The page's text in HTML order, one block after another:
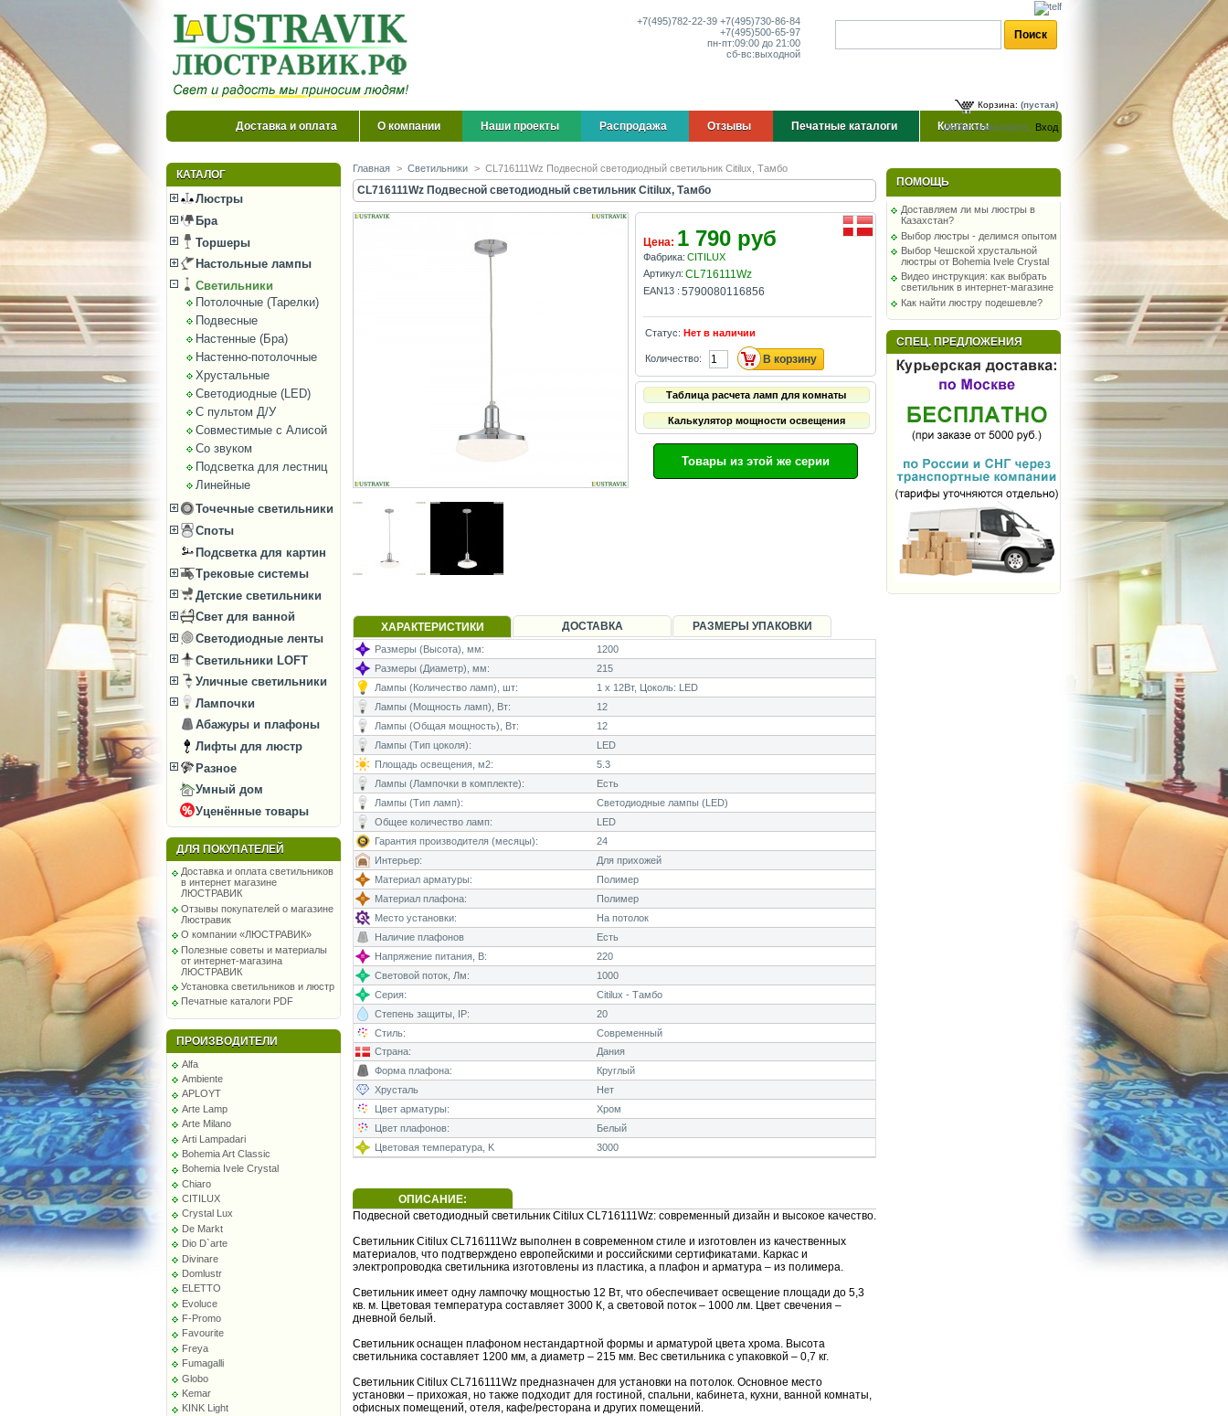
+7(495)782-22-39 +7(495)730-86-84
+7(495)500-65-97
пн-пт:09:00 до 21:00
сб-вс:выходной
Корзина: (пустая)
Добро пожаловать, Вход
Доставка и оплата О компании Наши проекты Распродажа Отзывы Печатные каталоги Контакты
КАТАЛОГ
Люстры
Бра
Торшеры
Настольные лампы
Светильники
Потолочные (Тарелки)
Подвесные
Настенные (Бра)
Настенно-потолочные
Хрустальные
Светодиодные (LED)
С пультом Д/У
Совместимые с Алисой
Со звуком
Подсветка для лестниц
Линейные
Точечные светильники
Споты
Подсветка для картин
Трековые системы
Детские светильники
Свет для ванной
Светодиодные ленты
Светильники LOFT
Уличные светильники
Лампочки
Абажуры и плафоны
Лифты для люстр
Разное
Умный дом
Уценённые товары
ДЛЯ ПОКУПАТЕЛЕЙ
Доставка и оплата светильников
в интернет магазине
ЛЮСТРАВИК
Отзывы покупателей о магазине
Люстравик
О компании «ЛЮСТРАВИК»
Полезные советы и материалы
от интернет-магазина
ЛЮСТРАВИК
Установка светильников и люстр
Печатные каталоги PDF
ПРОИЗВОДИТЕЛИ
Alfa
Ambiente
APLOYT
Arte Lamp
Arte Milano
Arti Lampadari
Bohemia Art Classic
Bohemia Ivele Crystal
Chiaro
CITILUX
Crystal Lux
De Markt
Dio D`arte
Divinare
Domlustr
ELETTO
Evoluce
F-Promo
Favourite
Freya
Fumagalli
Globo
Kemar
KINK Light
Главная > Светильники > CL716111Wz Подвесной светодиодный светильник Citilux, Тамбо
CL716111Wz Подвесной светодиодный светильник Citilux, Тамбо
Цена: 1 790 руб
Фабрика: CITILUX
Артикул: CL716111Wz
EAN13 : 5790080116856
Статус: Нет в наличии
Количество:
Таблица расчета ламп для комнаты
Калькулятор мощности освещения
Товары из этой же серии
ХАРАКТЕРИСТИКИ ДОСТАВКА РАЗМЕРЫ УПАКОВКИ
Размеры (Высота), мм:
1200
Размеры (Диаметр), мм:
215
Лампы (Количество ламп), шт:
1 x 12Вт, Цоколь: LED
Лампы (Мощность ламп), Вт:
12
Лампы (Общая мощность), Вт:
12
Лампы (Тип цоколя):
LED
Площадь освещения, м2:
5.3
Лампы (Лампочки в комплекте):
Есть
Лампы (Тип ламп):
Светодиодные лампы (LED)
Общее количество ламп:
LED
Гарантия производителя (месяцы):
24
Интерьер:
Для прихожей
Материал арматуры:
Полимер
Материал плафона:
Полимер
Место установки:
На потолок
Наличие плафонов
Есть
Напряжение питания, В:
220
Световой поток, Лм:
1000
Серия:
Citilux - Тамбо
Степень защиты, IP:
20
Стиль:
Современный
Страна:
Дания
Форма плафона:
Круглый
Хрусталь
Нет
Цвет арматуры:
Хром
Цвет плафонов:
Белый
Цветовая температура, K
3000
ОПИСАНИЕ:
Подвесной светодиодный светильник Citilux CL716111Wz: современный дизайн и высокое качество.
Светильник Citilux CL716111Wz выполнен в современном стиле и изготовлен из качественных
материалов, что подтверждено европейскими и российскими сертификатами. Каркас и
электропроводка светильника изготовлены из пластика, а плафон и арматура – из полимера.
Светильник имеет одну лампочку мощностью 12 Вт, что обеспечивает освещение площади до 5,3
кв. м. Цветовая температура составляет 3000 К, а световой поток – 1000 лм. Цвет свечения –
дневной белый.
Светильник оснащен плафоном нестандартной формы и арматурой цвета хрома. Высота
светильника составляет 1200 мм, а диаметр – 215 мм. Вес светильника с упаковкой – 0,7 кг.
Светильник Citilux CL716111Wz предназначен для установки на потолок. Основное место
установки – прихожая, но также подходит для гостиной, спальни, кабинета, кухни, ванной комнаты,
офисных помещений, отеля, кафе/ресторана и других помещений.
ПОМОЩЬ
Доставляем ли мы люстры в
Казахстан?
Выбор люстры - делимся опытом
Выбор Чешской хрустальной
люстры от Bohemia Ivele Crystal
Видео инструкция: как выбрать
светильник в интернет-магазине
Как найти люстру подешевле?
СПЕЦ. ПРЕДЛОЖЕНИЯ